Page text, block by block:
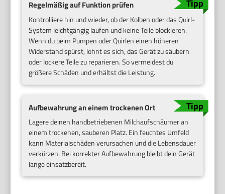
Regelmäßig auf Funktion prüfen
Kontrolliere hin und wieder, ob der Kolben oder das Quirl-
System leichtgängig laufen und keine Teile blockieren.
Wenn du beim Pumpen oder Quirlen einen höheren
Widerstand spürst, lohnt es sich, das Gerät zu säubern
oder lockere Teile zu reparieren. So vermeidest du
größere Schäden und erhältst die Leistung.
Aufbewahrung an einem trockenen Ort
Lagere deinen handbetriebenen Milchaufschäumer an
einem trockenen, sauberen Platz. Ein feuchtes Umfeld
kann Materialschäden verursachen und die Lebensdauer
verkürzen. Bei korrekter Aufbewahrung bleibt dein Gerät
lange einsatzbereit.